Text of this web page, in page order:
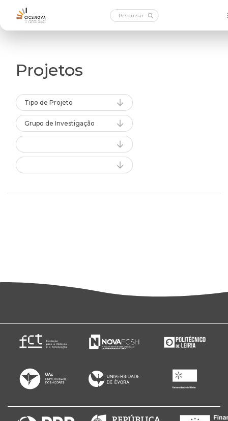
Projetos
Tipo de Projeto
Grupo de Investigação